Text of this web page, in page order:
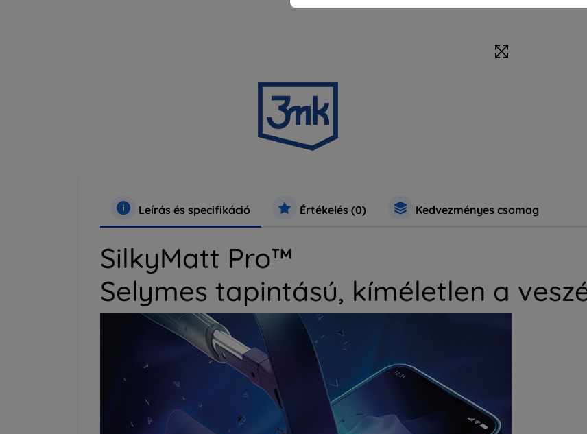
Leírás és specifikáció Értékelés (0) Kedvezményes csomag
SilkyMatt Pro™
Selymes tapintású, kíméletlen a